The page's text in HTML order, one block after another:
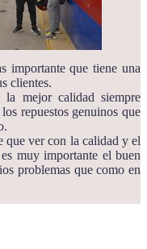
importante que tiene una
clientes.
mejor calidad siempre
repuestos genuinos que
que ver con la calidad y el
muy importante el buen
problemas que como en